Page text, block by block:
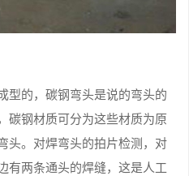
型的，碳钢弯头是说的弯头的
碳钢材质可分为这些材质为原
头。对焊弯头的拍片检测，对
有两条通头的焊缝，这是人工